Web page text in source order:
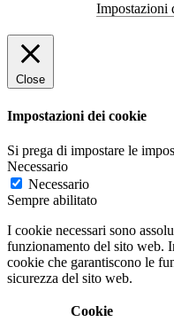
Impostazioni
Close
Impostazioni dei cookie
Si prega di impostare le
Necessario
Necessario
Sempre abilitato
I cookie necessari sono
funzionamento del sito web.
cookie che garantiscono le
sicurezza del sito web.
Cookie